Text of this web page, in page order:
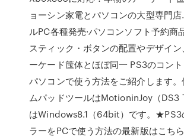
ョーシン家電とパソコンの大型専門
ルPC各種発売·パソコンソフト予約商
スティック・ボタンの配置やデザイ
ーケード筺体とほぼ同一 PS3のコン
パソコンで使う方法をご紹介します
ムパッドツールはMotioninJoy（DS3
はWindows8.1（64bit）です。★PS3
ラーをPCで使う方法の最新版はこちら